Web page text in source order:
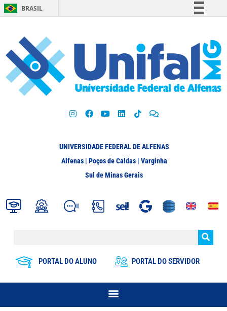
BRASIL
Participe
Acesso à informação
Legislação
UNIVERSIDADE FEDERAL DE ALFENAS
Alfenas | Poços de Caldas | Varginha
Sul de Minas Gerais
PORTAL DO ALUNO PORTAL DO SERVIDOR